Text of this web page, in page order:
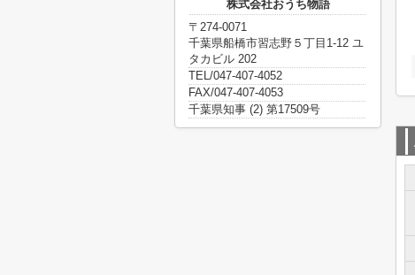
株式会社おうち物語
〒274-0071
千葉県船橋市習志野５丁目1-12 ユ
タカビル 202
TEL/047-407-4052
FAX/047-407-4053
千葉県知事 (2) 第17509号